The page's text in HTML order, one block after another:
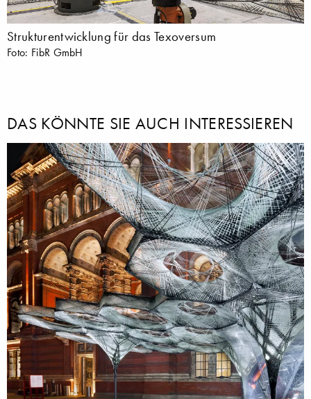
Strukturentwicklung für das Texoversum
Foto: FibR GmbH
DAS KÖNNTE SIE AUCH INTERESSIEREN